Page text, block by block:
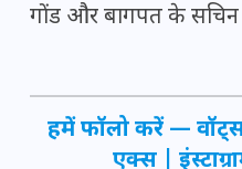
गोंड और बागपत के सचिन
हमें फॉलो करें —
एक्स